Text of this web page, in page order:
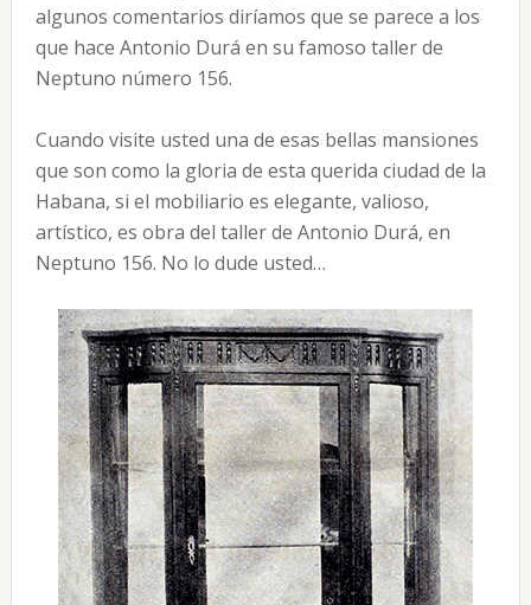
algunos comentarios diríamos que se parece a los
que hace Antonio Durá en su famoso taller de
Neptuno número 156.
Cuando visite usted una de esas bellas mansiones
que son como la gloria de esta querida ciudad de la
Habana, si el mobiliario es elegante, valioso,
artístico, es obra del taller de Antonio Durá, en
Neptuno 156. No lo dude usted…